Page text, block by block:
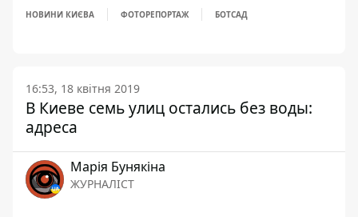
НОВИНИ КИЄВА ФОТОРЕПОРТАЖ БОТСАД
16:53, 18 квітня 2019
В Киеве семь улиц остались без воды:
адреса
Марія Бунякіна
ЖУРНАЛІСТ